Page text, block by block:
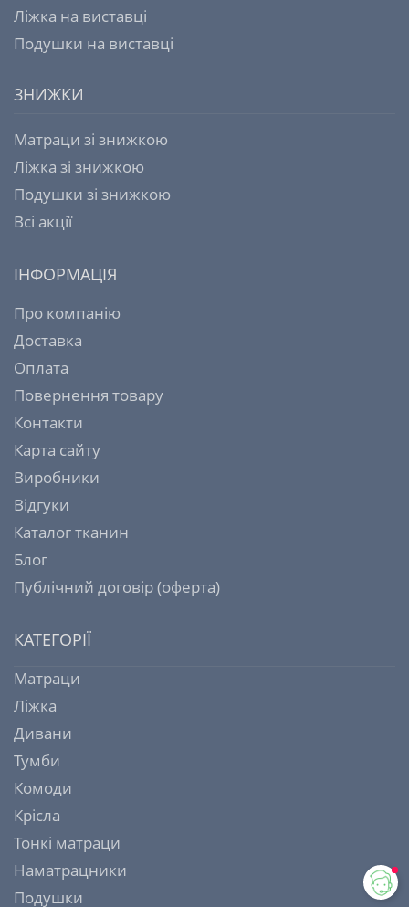
Ліжка на виставці
Подушки на виставці
ЗНИЖКИ
Матраци зі знижкою
Ліжка зі знижкою
Подушки зі знижкою
Всі акції
ІНФОРМАЦІЯ
Про компанію
Доставка
Оплата
Повернення товару
Контакти
Карта сайту
Виробники
Відгуки
Каталог тканин
Блог
Публічний договір (оферта)
КАТЕГОРІЇ
Матраци
Ліжка
Дивани
Тумби
Комоди
Крісла
Тонкі матраци
Наматрацники
Подушки